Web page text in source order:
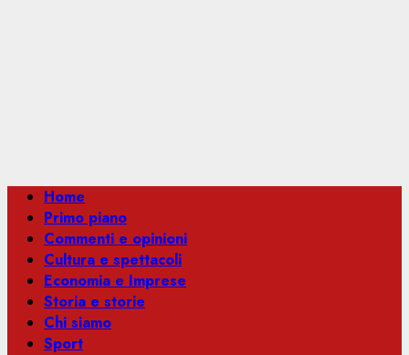
Menu
principale
Home
Primo piano
Commenti e opinioni
Cultura e spettacoli
Economia e Imprese
Storia e storie
Chi siamo
Sport